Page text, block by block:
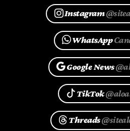
Instagram
WhatsApp
Google News
TikTok
Threads